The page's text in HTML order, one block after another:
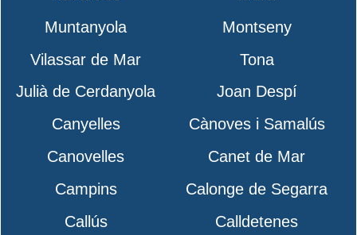
Muntanyola
Montseny
Vilassar de Mar
Tona
Julià de Cerdanyola
Joan Despí
Canyelles
Cànoves i Samalús
Canovelles
Canet de Mar
Campins
Calonge de Segarra
Callús
Calldetenes